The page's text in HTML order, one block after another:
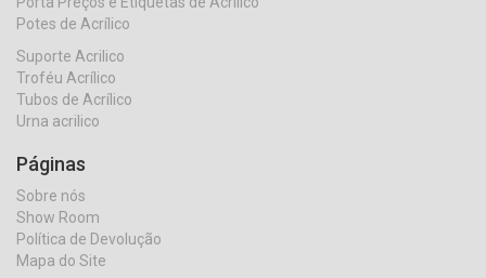
Potes de Acrílico
Suporte Acrilico
Troféu Acrílico
Tubos de Acrílico
Urna acrilico
Páginas
Sobre nós
Show Room
Política de Devolução
Mapa do Site